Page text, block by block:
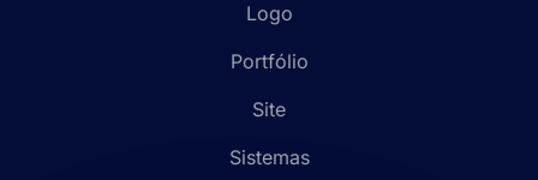
Logo
Portfólio
Site
Sistemas